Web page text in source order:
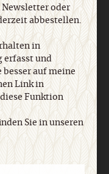
online kündigen
Newsletter oder
abbestellen.
in
erfasst und
auf meine
Link in
Funktion
Sie in unseren